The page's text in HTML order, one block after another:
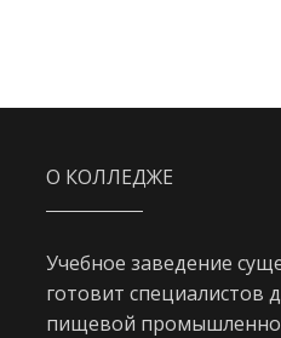
О КОЛЛЕДЖЕ
Учебное заведение
готовит специалистов
пищевой